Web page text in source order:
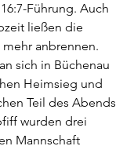
Führung. Auch
ließen die
anbrennen.
sich in Büchenau
Heimsieg und
Teil des Abends
wurden drei
Mannschaft